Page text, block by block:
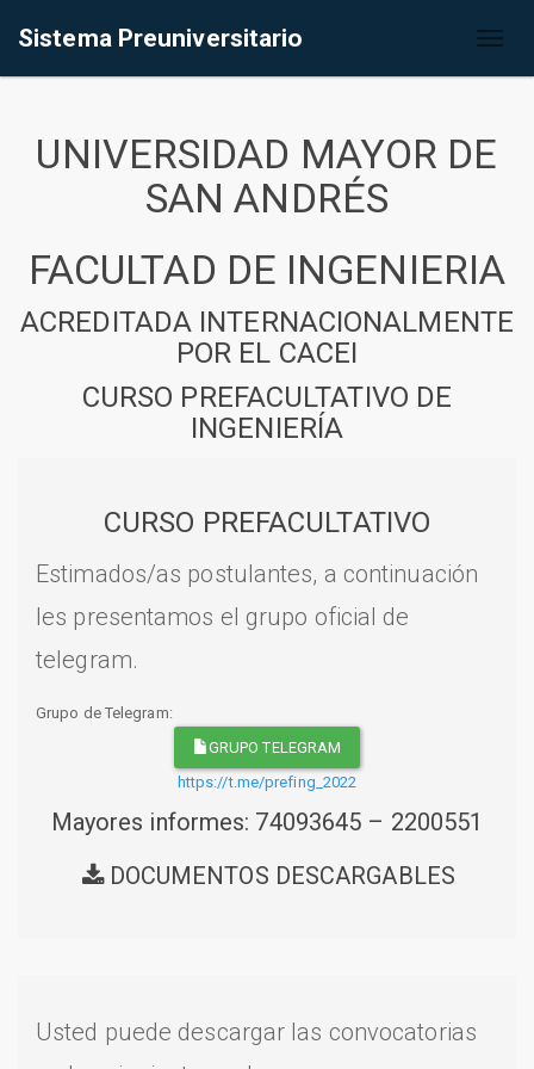
Sistema Preuniversitario
UNIVERSIDAD MAYOR DE
SAN ANDRÉS
FACULTAD DE INGENIERIA
ACREDITADA INTERNACIONALMENTE
POR EL CACEI
CURSO PREFACULTATIVO DE
INGENIERÍA
CURSO PREFACULTATIVO
Estimados/as postulantes, a continuación
les presentamos el grupo oficial de
telegram.
Grupo de Telegram:
GRUPO TELEGRAM
https://t.me/prefing_2022
Mayores informes: 74093645 – 2200551
DOCUMENTOS DESCARGABLES
Usted puede descargar las convocatorias